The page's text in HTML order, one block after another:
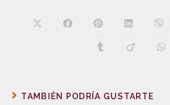
TAMBIÉN PODRÍA GUSTARTE